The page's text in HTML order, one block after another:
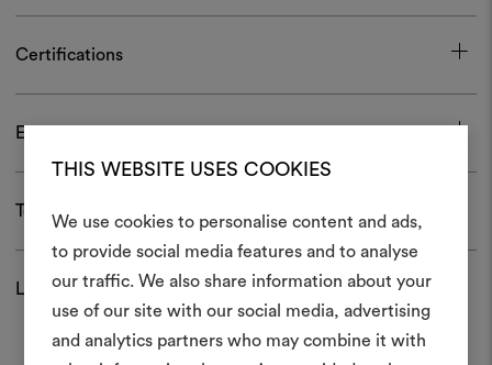
THIS WEBSITE USES COOKIES
We use cookies to personalise content and ads,
to provide social media features and to analyse
our traffic. We also share information about your
use of our site with our social media, advertising
and analytics partners who may combine it with
Certifications
Entretien et usage
Télécharger
Livraison et retour
Créer
Un instrument interactif